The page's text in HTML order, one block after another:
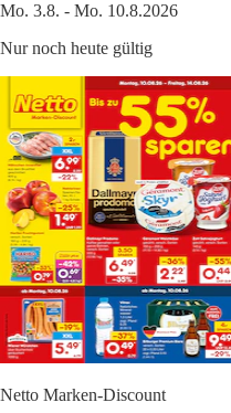
Mo. 3.8. - Mo. 10.8.2026
Nur noch heute gültig
Netto Marken-Discount